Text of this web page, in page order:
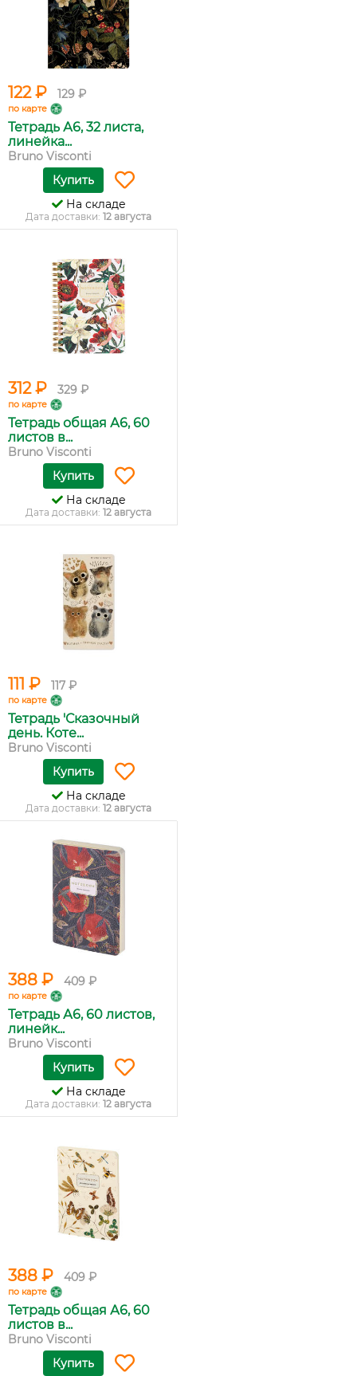
122 ₽ 129 ₽
по карте
Тетрадь А6, 32 листа,
линейка...
Bruno Visconti
Купить
На складе
Дата доставки: 12 августа
312 ₽ 329 ₽
по карте
Тетрадь общая А6, 60
листов в...
Bruno Visconti
Купить
На складе
Дата доставки: 12 августа
111 ₽ 117 ₽
по карте
Тетрадь 'Сказочный
день. Коте...
Bruno Visconti
Купить
На складе
Дата доставки: 12 августа
388 ₽ 409 ₽
по карте
Тетрадь А6, 60 листов,
линейк...
Bruno Visconti
Купить
На складе
Дата доставки: 12 августа
388 ₽ 409 ₽
по карте
Тетрадь общая А6, 60
листов в...
Bruno Visconti
Купить